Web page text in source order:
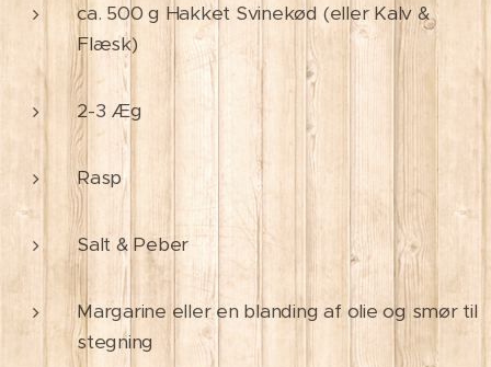
ca. 500 g Hakket Svinekød (eller Kalv &
Flæsk)
2-3 Æg
Rasp
Salt & Peber
Margarine eller en blanding af olie og smør til
stegning